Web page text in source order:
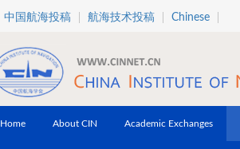
中国航海投稿 航海技术投稿 Chinese
Home About CIN Academic Exchanges